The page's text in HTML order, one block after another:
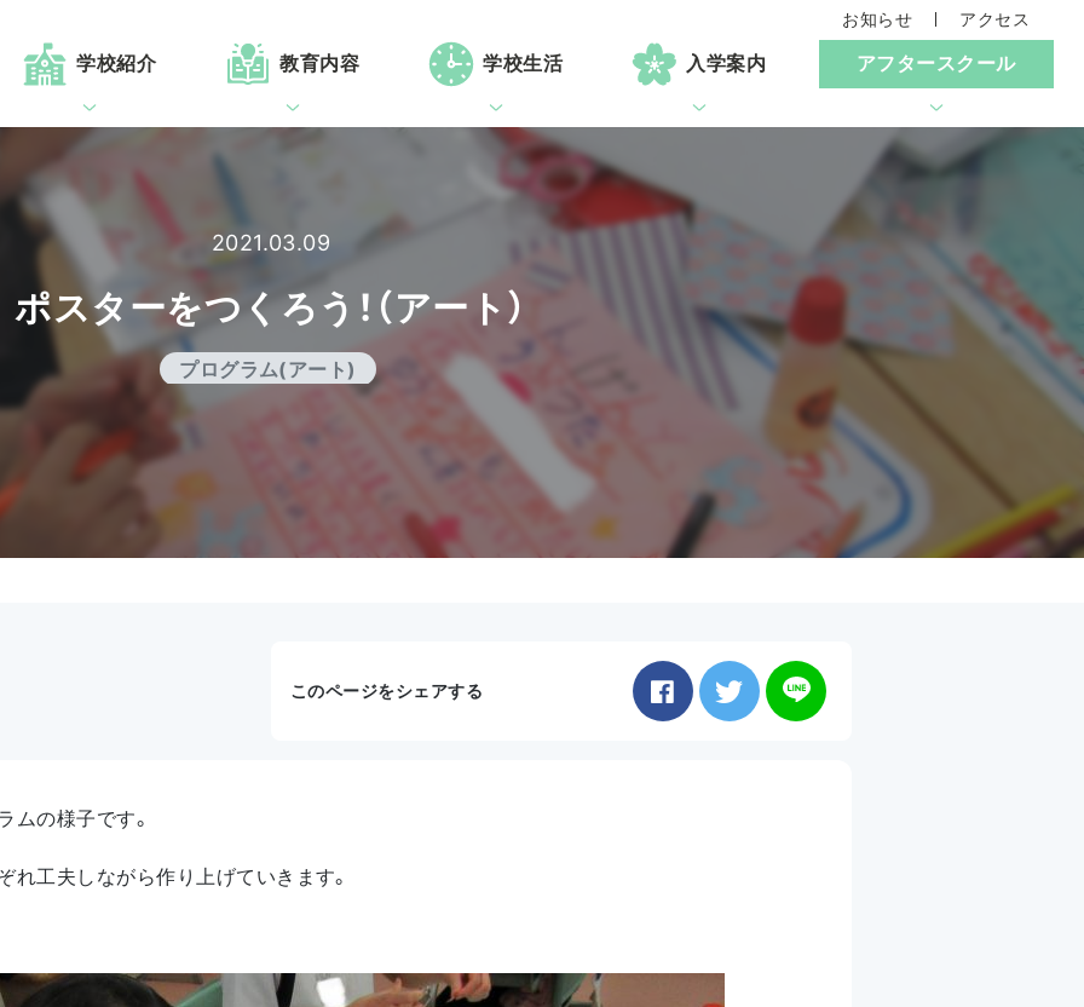
学校紹介 教育内容 学校生活 入学案内 アフタースクール
お知らせ アクセス
2021.03.09
ポスターをつくろう！（アート）
プログラム(アート)
このページをシェアする
ムの様子です。
れ工夫しながら作り上げていきます。